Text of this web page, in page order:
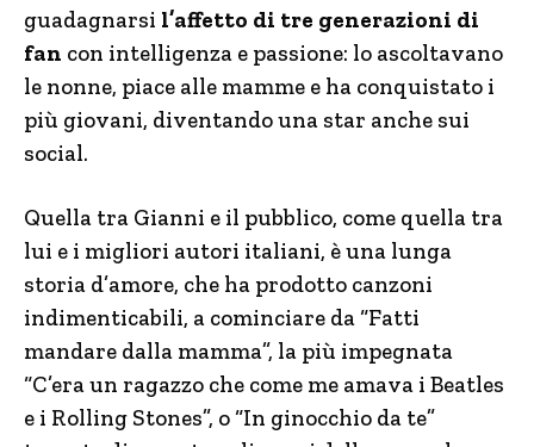
guadagnarsi l’affetto di tre generazioni di
fan con intelligenza e passione: lo ascoltavano
le nonne, piace alle mamme e ha conquistato i
più giovani, diventando una star anche sui
social.
Quella tra Gianni e il pubblico, come quella tra
lui e i migliori autori italiani, è una lunga
storia d’amore, che ha prodotto canzoni
indimenticabili, a cominciare da “Fatti
mandare dalla mamma”, la più impegnata
“C’era un ragazzo che come me amava i Beatles
e i Rolling Stones”, o “In ginocchio da te”